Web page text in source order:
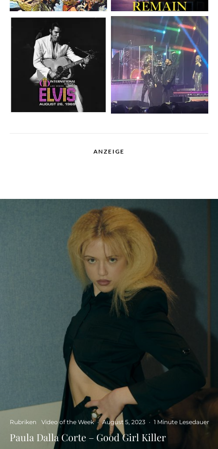
ANZEIGE
Rubriken Video of the Week · August 5, 2023 · 1 Minute Lesedauer
Paula Dalla Corte – Good Girl Killer